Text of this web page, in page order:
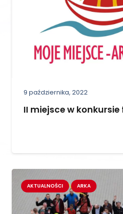
9 października, 2022
II miejsce w
AKTUALNOŚCI ARKA